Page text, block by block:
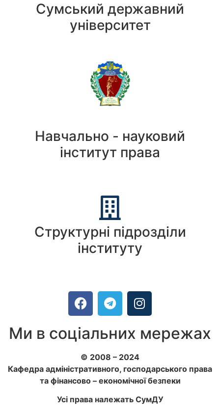
Сумський державний
університет
Навчально - науковий
інститут права
Структурні підрозділи
інституту
Ми в соціальних мережах
© 2008 – 2024
Кафедра адміністративного, господарського права
та фінансово – економічної безпеки
Усі права належать СумДУ